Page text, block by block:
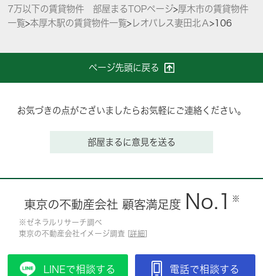
7万以下の賃貸物件 部屋まるTOPページ>厚木市の賃貸物件
一覧>本厚木駅の賃貸物件一覧>レオパレス妻田北Ａ>106
ページ先頭に戻る
お気づきの点がございましたらお気軽にご連絡ください。
部屋まるに意見を送る
東京の不動産会社 顧客満足度 No.1 ※
※ゼネラルリサーチ調べ
東京の不動産会社イメージ調査 [詳細]
LINEで相談する 電話で相談する